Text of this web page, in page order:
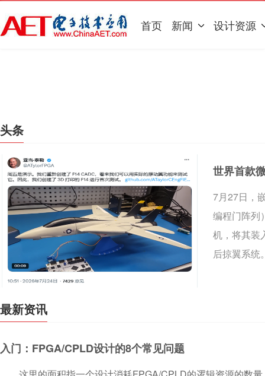
首页 新闻 设计资源
头条
世界首款
7月27日，
编程门阵列
机，将其装
后掠翼系统
最新资讯
入门：FPGA/CPLD设计的8个常见问题